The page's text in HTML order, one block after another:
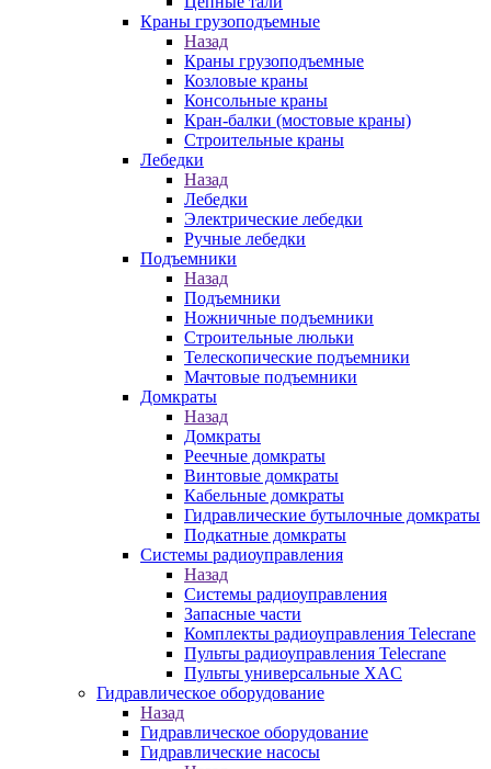
Краны грузоподъемные
Назад
Краны грузоподъемные
Козловые краны
Консольные краны
Кран-балки (мостовые краны)
Строительные краны
Лебедки
Назад
Лебедки
Электрические лебедки
Ручные лебедки
Подъемники
Назад
Подъемники
Ножничные подъемники
Строительные люльки
Телескопические подъемники
Мачтовые подъемники
Домкраты
Назад
Домкраты
Реечные домкраты
Винтовые домкраты
Кабельные домкраты
Гидравлические бутылочные домкраты
Подкатные домкраты
Системы радиоуправления
Назад
Системы радиоуправления
Запасные части
Комплекты радиоуправления Telecrane
Пульты радиоуправления Telecrane
Пульты универсальные XAC
Гидравлическое оборудование
Назад
Гидравлическое оборудование
Гидравлические насосы